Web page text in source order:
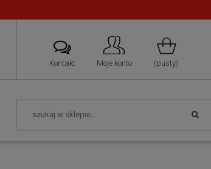
Kontakt Moje konto (pusty)